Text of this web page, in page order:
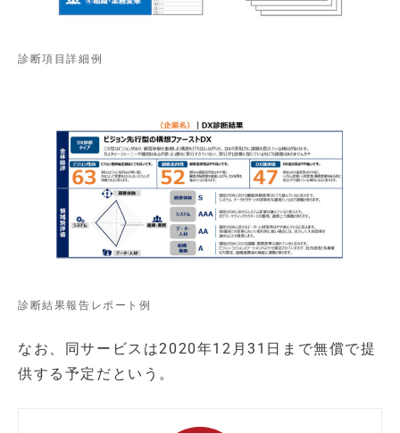
診断項目詳細例
診断結果報告レポート例
なお、同サービスは2020年12月31日まで無償で提
供する予定だという。